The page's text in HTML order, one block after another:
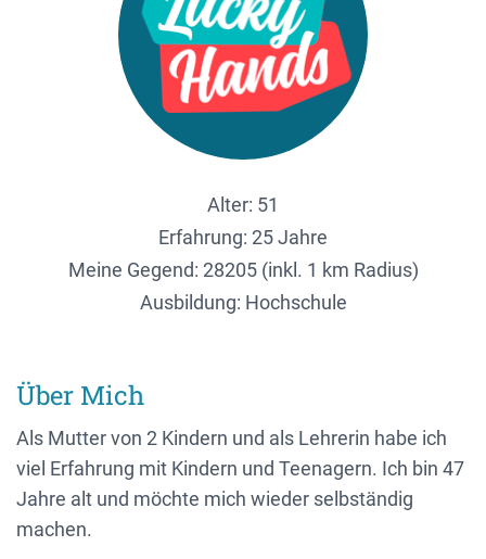
Alter: 51
Erfahrung: 25 Jahre
Meine Gegend: 28205 (inkl. 1 km Radius)
Ausbildung: Hochschule
Über Mich
Als Mutter von 2 Kindern und als Lehrerin habe ich
viel Erfahrung mit Kindern und Teenagern. Ich bin 47
Jahre alt und möchte mich wieder selbständig
machen.